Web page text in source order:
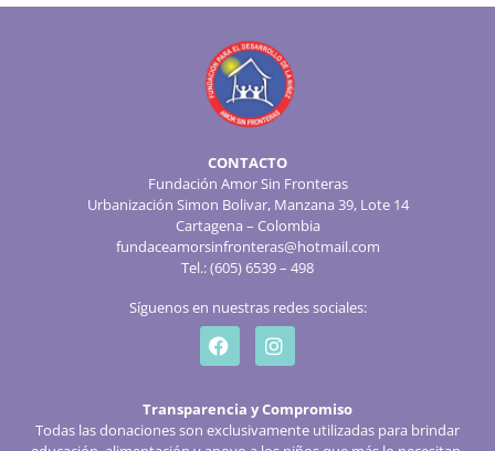
CONTACTO
Fundación Amor Sin Fronteras
Urbanización Simon Bolivar, Manzana 39, Lote 14
Cartagena – Colombia
fundaceamorsinfronteras@hotmail.com
Tel.: (605) 6539 – 498
Síguenos en nuestras redes sociales:
Transparencia y Compromiso
Todas las donaciones son exclusivamente utilizadas para brindar